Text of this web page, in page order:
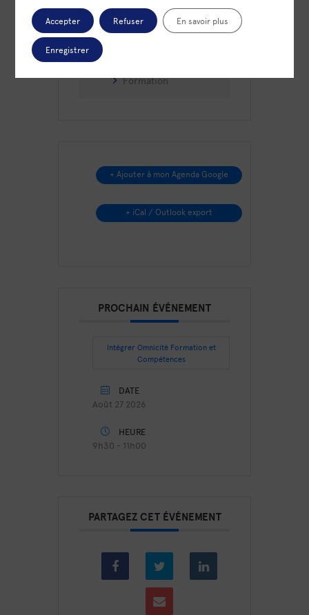
Formation
+ Ajouter à mon Agenda Google
+ iCal / Outlook export
PROCHAIN ÉVÉNEMENT
Intégrer Omnicité Formation et
Compétences
DATE
Août 27 2026
HEURE
9h30 - 11h00
PARTAGEZ CET ÉVÉNEMENT
Accepter Refuser En savoir plus
Enregistrer